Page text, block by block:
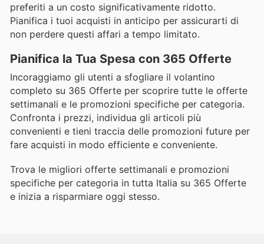
preferiti a un costo significativamente ridotto.
Pianifica i tuoi acquisti in anticipo per assicurarti di
non perdere questi affari a tempo limitato.
Pianifica la Tua Spesa con 365 Offerte
Incoraggiamo gli utenti a sfogliare il volantino
completo su 365 Offerte per scoprire tutte le offerte
settimanali e le promozioni specifiche per categoria.
Confronta i prezzi, individua gli articoli più
convenienti e tieni traccia delle promozioni future per
fare acquisti in modo efficiente e conveniente.
Trova le migliori offerte settimanali e promozioni
specifiche per categoria in tutta Italia su 365 Offerte
e inizia a risparmiare oggi stesso.